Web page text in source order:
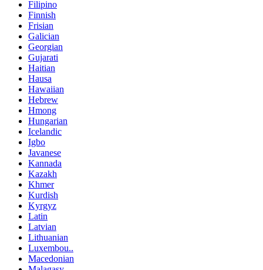
Filipino
Finnish
Frisian
Galician
Georgian
Gujarati
Haitian
Hausa
Hawaiian
Hebrew
Hmong
Hungarian
Icelandic
Igbo
Javanese
Kannada
Kazakh
Khmer
Kurdish
Kyrgyz
Latin
Latvian
Lithuanian
Luxembou..
Macedonian